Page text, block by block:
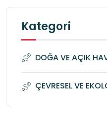
Kategori
DOĞA VE AÇIK
ÇEVRESEL VE